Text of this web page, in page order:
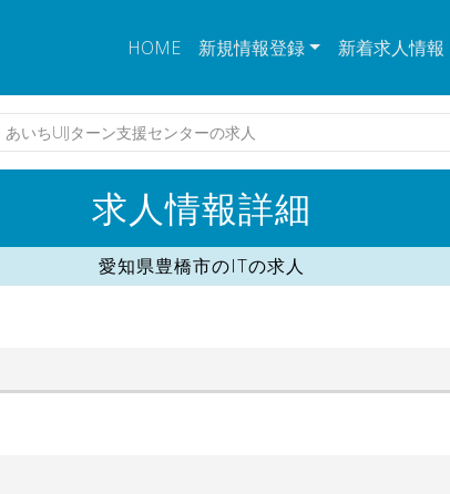
HOME 新規情報登録 新着求人情報
あいちUIJターン支援センターの求人
求人情報詳細
愛知県豊橋市のITの求人